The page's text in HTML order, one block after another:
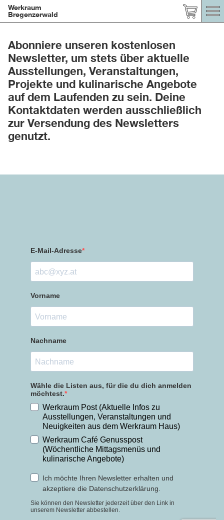
Werkraum
Bregenzerwald
Abonniere unseren kostenlosen
Newsletter, um stets über aktuelle
Ausstellungen, Veranstaltungen,
Projekte und kulinarische Angebote
auf dem Laufenden zu sein. Deine
Kontaktdaten werden ausschließlich
zur Versendung des Newsletters
genutzt.